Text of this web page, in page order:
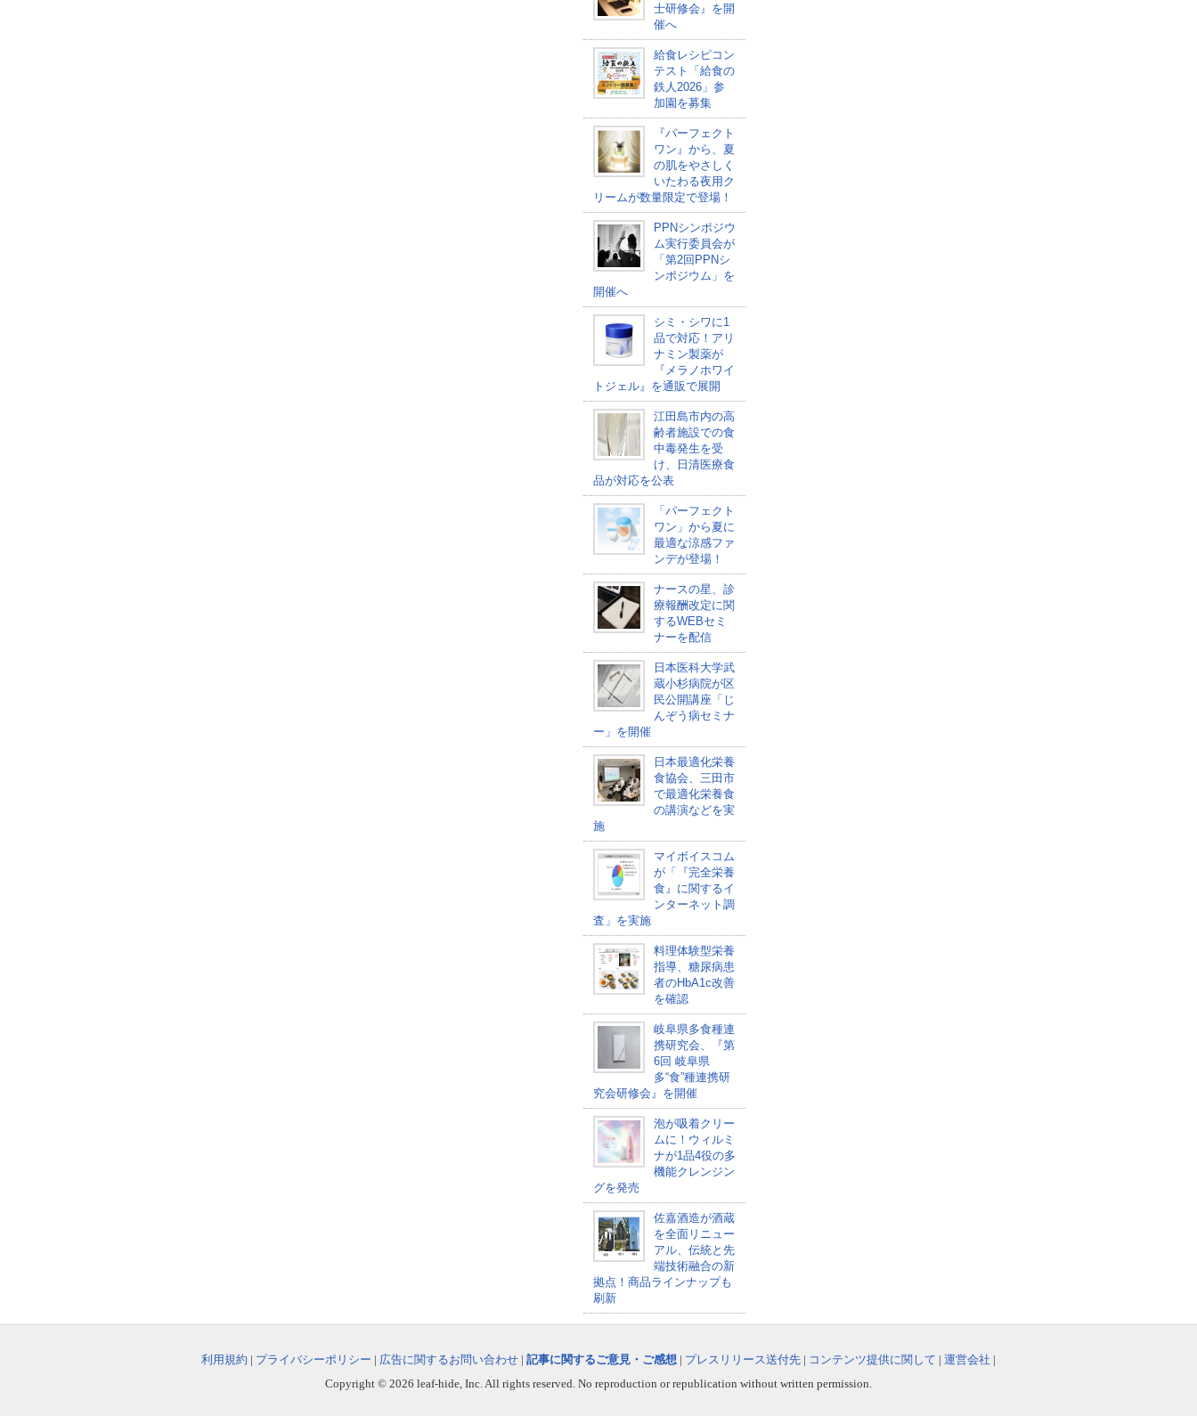
士研修会』を開
催へ
給食レシピコン
テスト「給食の
鉄人2026」参
加園を募集
『パーフェクト
ワン』から、夏
の肌をやさしく
いたわる夜用ク
リームが数量限定で登場！
PPNシンポジウ
ム実行委員会が
「第2回PPNシ
ンポジウム」を
開催へ
シミ・シワに1
品で対応！アリ
ナミン製薬が
『メラノホワイ
トジェル』を通販で展開
江田島市内の高
齢者施設での食
中毒発生を受
け、日清医療食
品が対応を公表
「パーフェクト
ワン」から夏に
最適な涼感ファ
ンデが登場！
ナースの星、診
療報酬改定に関
するWEBセミ
ナーを配信
日本医科大学武
蔵小杉病院が区
民公開講座「じ
んぞう病セミナ
ー」を開催
日本最適化栄養
食協会、三田市
で最適化栄養食
の講演などを実
施
マイボイスコム
が「『完全栄養
食』に関するイ
ンターネット調
査」を実施
料理体験型栄養
指導、糖尿病患
者のHbA1c改善
を確認
岐阜県多食種連
携研究会、『第
6回 岐阜県
多“食”種連携研
究会研修会』を開催
泡が吸着クリー
ムに！ウィルミ
ナが1品4役の多
機能クレンジン
グを発売
佐嘉酒造が酒蔵
を全面リニュー
アル、伝統と先
端技術融合の新
拠点！商品ラインナップも
刷新
利用規約 | プライバシーポリシー | 広告に関するお問い合わせ | 記事に関するご意見・ご感想 | プレスリリース送付先 | コンテンツ提供に関して | 運営会社 |
Copyright © 2026 leaf-hide, Inc. All rights reserved. No reproduction or republication without written permission.